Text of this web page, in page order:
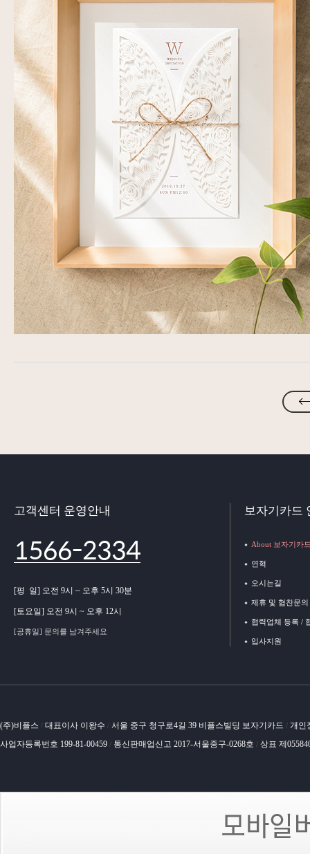
고객센터 운영안내
1566-2334
[평 일] 오전 9시 ~ 오후 5시 30분
[토요일] 오전 9시 ~ 오후 12시
[공휴일] 문의를 남겨주세요
보자기카드
About 보자기카
연혁
오시는길
제휴 및 협찬문의
협력업체 등록 /
입사지원
(주)비플스 / 대표이사 이왕수 / 서울 중구 청구로4길 39 비플스빌딩 보자기카드 / 개인
사업자등록번호 199-81-00459 / 통신판매업신고 2017-서울중구-0268호 / 상표 제